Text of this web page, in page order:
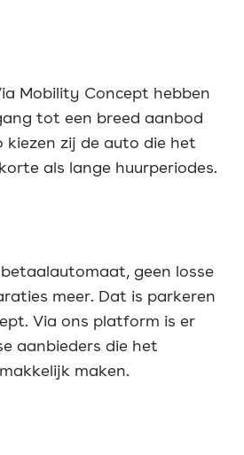
Mobility Concept hebben
tot een breed aanbod
kiezen zij de auto die het
als lange huurperiodes.
geen losse
meer. Dat is parkeren
Via ons platform is er
aanbieders die het
maken.